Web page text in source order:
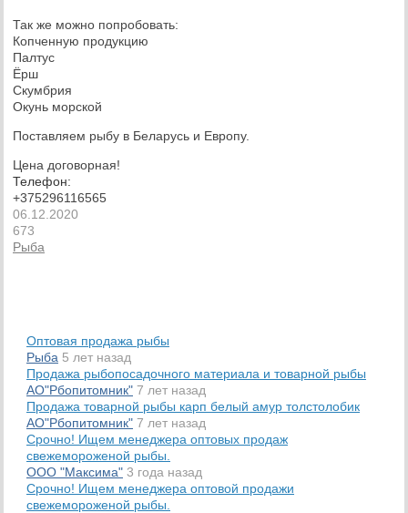
Так же можно попробовать:
Копченную продукцию
Палтус
Ёрш
Скумбрия
Окунь морской
Поставляем рыбу в Беларусь и Европу.
Цена договорная!
Телефон:
+375296116565
06.12.2020
673
Рыба
Оптовая продажа рыбы
Рыба 5 лет назад
Продажа рыбопосадочного материала и товарной рыбы
АО"Рбопитомник" 7 лет назад
Продажа товарной рыбы карп белый амур толстолобик
АО"Рбопитомник" 7 лет назад
Срочно! Ищем менеджера оптовых продаж
свежемороженой рыбы.
ООО "Максима" 3 года назад
Срочно! Ищем менеджера оптовой продажи
свежемороженой рыбы.